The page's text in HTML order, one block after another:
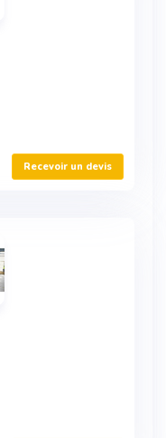
Recevoir un devis